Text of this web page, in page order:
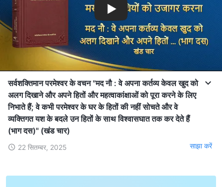
सर्वशक्तिमान परमेश्वर के वचन "मद नौ : वे अपना कर्तव्य केवल खुद को
अलग दिखाने और अपने हितों और महत्वाकांक्षाओं को पूरा करने के लिए
निभाते हैं; वे कभी परमेश्वर के घर के हितों की नहीं सोचते और वे
व्यक्तिगत यश के बदले उन हितों के साथ विश्वासघात तक कर देते हैं
(भाग दस)" (खंड चार)
22 सितम्बर, 2025 साझा करें